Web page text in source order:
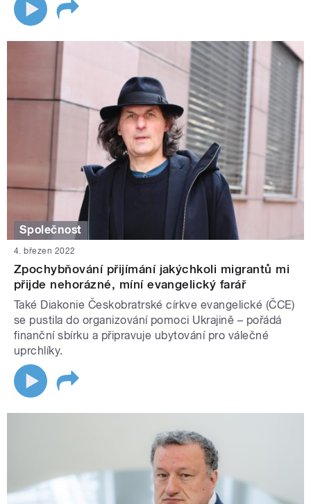
Společnost
4. březen 2022
Zpochybňování přijímání jakýchkoli migrantů mi
přijde nehorázné, míní evangelický farář
Také Diakonie Českobratrské církve evangelické (ČCE)
se pustila do organizování pomoci Ukrajině – pořádá
finanční sbírku a připravuje ubytování pro válečné
uprchlíky.